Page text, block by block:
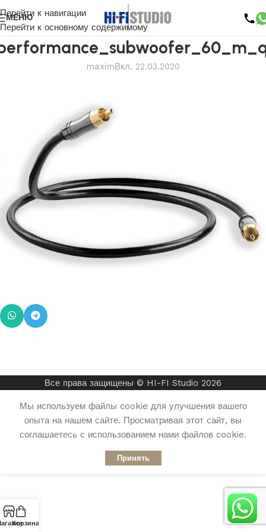
Перейти к навигации
Перейти к основному содержимому
МЕНЮ
maximВкл. 22.03.2020
Все права защищены © HI-FI Studio 2026
Корзина
Мы используем файлы cookie для улучшения вашего
опыта на нашем сайте. Просматривая этот сайт, вы
соглашаетесь с использованием нами файлов cookie.
Принять